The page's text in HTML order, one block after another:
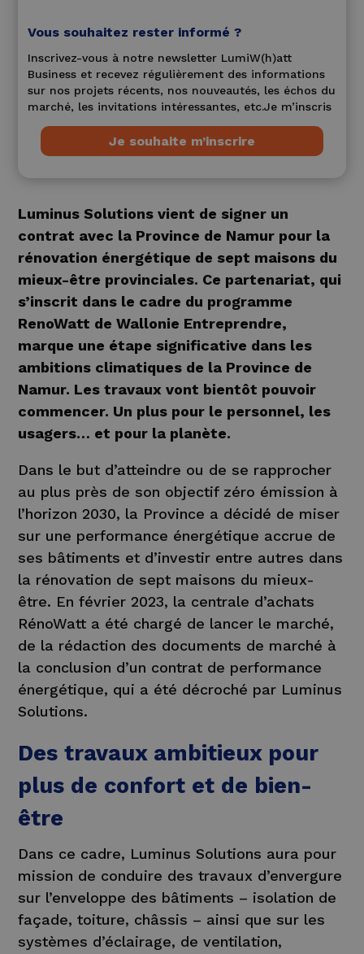
Vous souhaitez rester informé ?
Inscrivez-vous à notre newsletter LumiW(h)att
Business et recevez régulièrement des informations
sur nos projets récents, nos nouveautés, les échos du
marché, les invitations intéressantes, etc.Je m’inscris
Je souhaite m’inscrire
Luminus Solutions vient de signer un
contrat avec la Province de Namur pour la
rénovation énergétique de sept maisons du
mieux-être provinciales. Ce partenariat, qui
s’inscrit dans le cadre du programme
RenoWatt de Wallonie Entreprendre,
marque une étape significative dans les
ambitions climatiques de la Province de
Namur. Les travaux vont bientôt pouvoir
commencer. Un plus pour le personnel, les
usagers… et pour la planète.
Dans le but d’atteindre ou de se rapprocher
au plus près de son objectif zéro émission à
l’horizon 2030, la Province a décidé de miser
sur une performance énergétique accrue de
ses bâtiments et d’investir entre autres dans
la rénovation de sept maisons du mieux-
être. En février 2023, la centrale d’achats
RénoWatt a été chargé de lancer le marché,
de la rédaction des documents de marché à
la conclusion d’un contrat de performance
énergétique, qui a été décroché par Luminus
Solutions.
Des travaux ambitieux pour
plus de confort et de bien-
être
Dans ce cadre, Luminus Solutions aura pour
mission de conduire des travaux d’envergure
sur l’enveloppe des bâtiments – isolation de
façade, toiture, châssis – ainsi que sur les
systèmes d’éclairage, de ventilation,